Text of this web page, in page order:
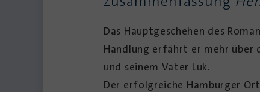
Das Hauptgeschehen des
Handlung erfährt er mehr über
und seinem Vater Luk.
Der erfolgreiche Hamburger